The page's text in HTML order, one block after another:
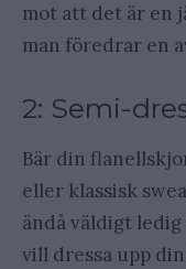
mot att det är en
man föredrar en
2: Semi-
Bär din
eller klassisk
ändå väldigt
vill dressa upp